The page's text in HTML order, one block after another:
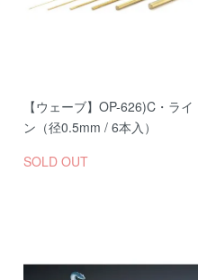
【ウェーブ】OP-626)C・ライ
ン（径0.5mm / 6本入）
SOLD OUT